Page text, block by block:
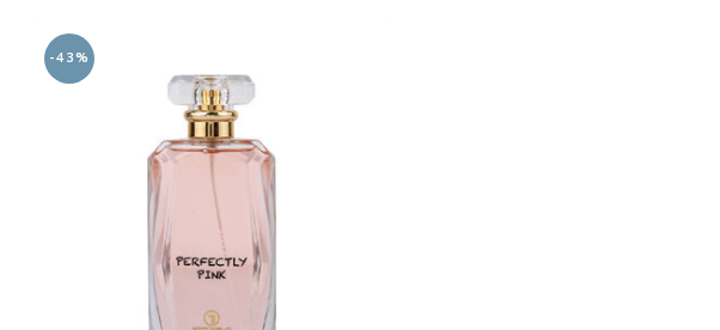
-43%